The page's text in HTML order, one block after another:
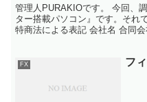
管理人PURAKIOです。 今回、
ター搭載パソコン』です。それ
特商法による表記 会社名 合同
FX フ